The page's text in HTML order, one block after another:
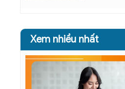
Xem nhiều nhất